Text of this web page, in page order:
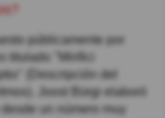
públicamente por
titulado "Mirifici
(Descripción del
Joost Bürgi elaboró
un número muy